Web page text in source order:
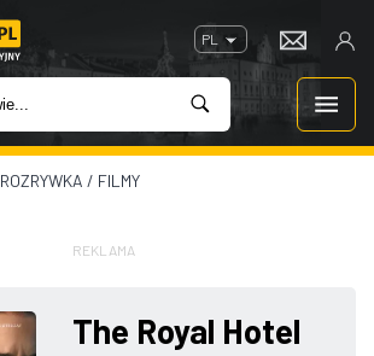
PL
ROZRYWKA / FILMY
REKLAMA
The Royal Hotel